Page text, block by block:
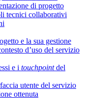
di progetto
tecnici collaborativi
e la sua gestione
d’uso del servizio
e i touchpointdel
utente del servizio
ottenuta